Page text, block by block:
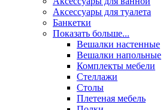
Аксессуары для туалета
Банкетки
Показать больше...
Вешалки настенные
Вешалки напольные
Комплекты мебели
Стеллажи
Столы
Плетеная мебель